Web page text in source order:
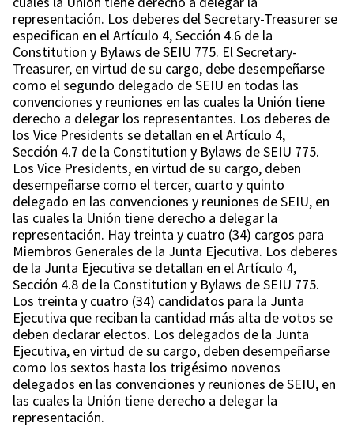
representación. Los deberes del Secretary-Treasurer se
especifican en el Artículo 4, Sección 4.6 de la
Constitution y Bylaws de SEIU 775. El Secretary-
Treasurer, en virtud de su cargo, debe desempeñarse
como el segundo delegado de SEIU en todas las
convenciones y reuniones en las cuales la Unión tiene
derecho a delegar los representantes. Los deberes de
los Vice Presidents se detallan en el Artículo 4,
Sección 4.7 de la Constitution y Bylaws de SEIU 775.
Los Vice Presidents, en virtud de su cargo, deben
desempeñarse como el tercer, cuarto y quinto
delegado en las convenciones y reuniones de SEIU, en
las cuales la Unión tiene derecho a delegar la
representación. Hay treinta y cuatro (34) cargos para
Miembros Generales de la Junta Ejecutiva. Los deberes
de la Junta Ejecutiva se detallan en el Artículo 4,
Sección 4.8 de la Constitution y Bylaws de SEIU 775.
Los treinta y cuatro (34) candidatos para la Junta
Ejecutiva que reciban la cantidad más alta de votos se
deben declarar electos. Los delegados de la Junta
Ejecutiva, en virtud de su cargo, deben desempeñarse
como los sextos hasta los trigésimo novenos
delegados en las convenciones y reuniones de SEIU, en
las cuales la Unión tiene derecho a delegar la
representación.